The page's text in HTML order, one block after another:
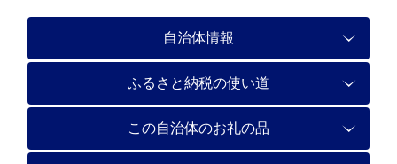
自治体情報
ふるさと納税の使い道
この自治体のお礼の品